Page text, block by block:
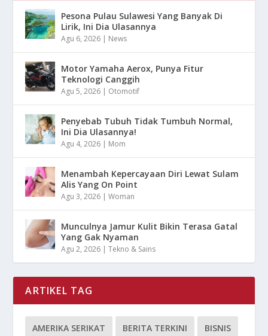
Pesona Pulau Sulawesi Yang Banyak Di
Lirik, Ini Dia Ulasannya
Agu 6, 2026 | News
Motor Yamaha Aerox, Punya Fitur
Teknologi Canggih
Agu 5, 2026 | Otomotif
Penyebab Tubuh Tidak Tumbuh Normal,
Ini Dia Ulasannya!
Agu 4, 2026 | Mom
Menambah Kepercayaan Diri Lewat Sulam
Alis Yang On Point
Agu 3, 2026 |Woman
Munculnya Jamur Kulit Bikin Terasa Gatal
Yang Gak Nyaman
Agu 2, 2026 |Tekno & Sains
ARTIKEL TAG
AMERIKA SERIKAT BERITA TERKINI BISNIS